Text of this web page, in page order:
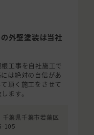
外壁塗装は当社
工事を自社施工で
は絶対の自信があ
頂く施工をさせて
ます。
葉県千葉市若葉区
105